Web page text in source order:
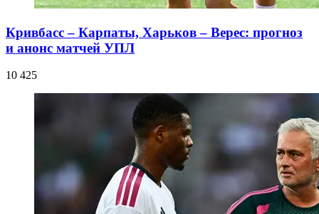
Кривбасс – Карпаты, Харьков – Верес: прогноз
и анонс матчей УПЛ
10 425